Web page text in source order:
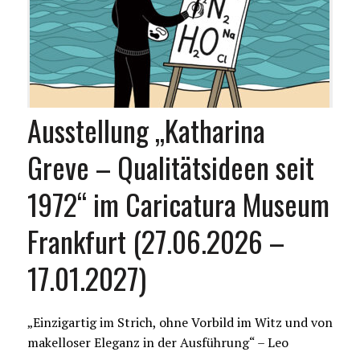
Ausstellung „Katharina
Greve – Qualitätsideen seit
1972“ im Caricatura Museum
Frankfurt (27.06.2026 –
17.01.2027)
„Einzigartig im Strich, ohne Vorbild im Witz und von
makelloser Eleganz in der Ausführung“ – Leo